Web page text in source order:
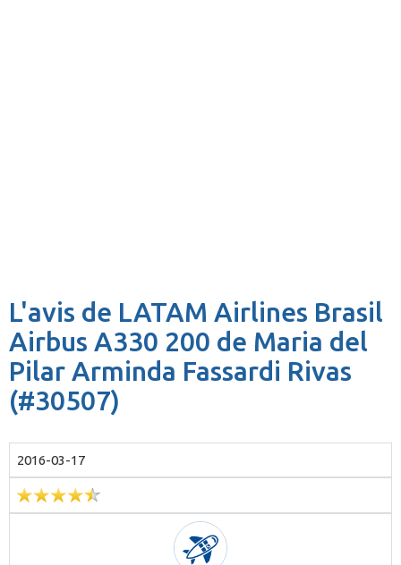
L'avis de LATAM Airlines Brasil
Airbus A330 200 de Maria del
Pilar Arminda Fassardi Rivas
(#30507)
2016-03-17